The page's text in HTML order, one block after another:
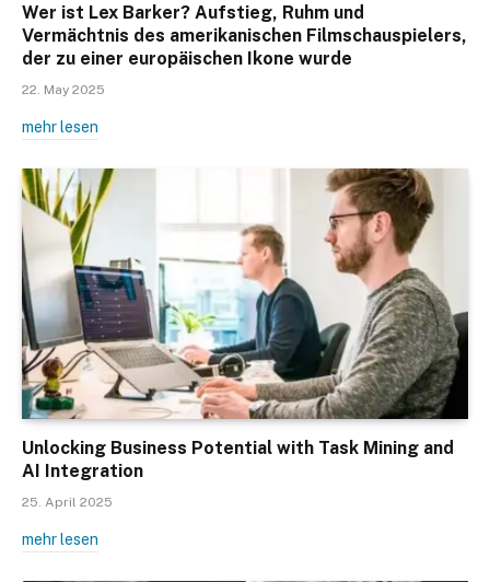
Wer ist Lex Barker? Aufstieg, Ruhm und
Vermächtnis des amerikanischen Filmschauspielers,
der zu einer europäischen Ikone wurde
22. May 2025
mehr lesen
Unlocking Business Potential with Task Mining and
AI Integration
25. April 2025
mehr lesen